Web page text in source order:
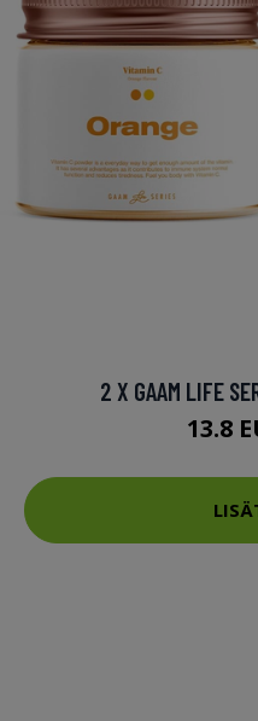
2 X GAAM LIFE
13.8